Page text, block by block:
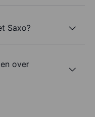
Saxo?
over